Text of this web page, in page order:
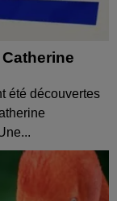
été découvertes